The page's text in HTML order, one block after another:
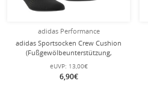
adidas Performance
adidas Sportsocken Crew Cushion
(Fußgewölbeunterstützung,
durchgehend gepolstert) schwarz - 3
Paar
eUVP: 13,00€
6,90€